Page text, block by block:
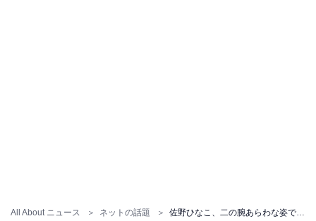
All About ニュース ネットの話題